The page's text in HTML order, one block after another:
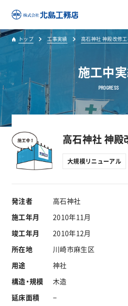
施工中
PROGRESS
トップ 工事実績 高石神社 神殿改修
高石神社 神殿
大規模リニューアル
発注者
高石神社
施工年月
2010年11月
竣工年月
2010年12月
所在地
川崎市麻生区
用途
神社
構造・規模
木造
延床面積
−
トップ
キタジマのもの
重量木骨造
新築工事
リフォーム
会社情報